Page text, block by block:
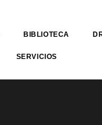
BIBLIOTECA
SERVICIOS